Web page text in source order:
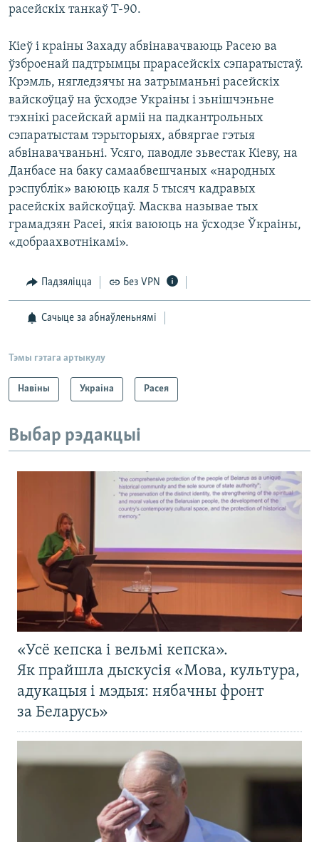
расейскіх танкаў Т-90.
Кіеў і краіны Захаду абвінавачваюць Расею ва
ўзброенай падтрымцы прарасейскіх сэпаратыстаў.
Крэмль, нягледзячы на затрыманьні расейскіх
вайскоўцаў на ўсходзе Украіны і зьнішчэньне
тэхнікі расейскай арміі на падкантрольных
сэпаратыстам тэрыторыях, абвяргае гэтыя
абвінавачваньні. Усяго, паводле зьвестак Кіеву, на
Данбасе на баку самаабвешчаных «народных
рэспублік» ваююць каля 5 тысяч кадравых
расейскіх вайскоўцаў. Масква называе тых
грамадзян Расеі, якія ваююць на ўсходзе Ўкраіны,
«добраахвотнікамі».
Падзяліцца Без VPN
Сачыце за абнаўленьнямі
Тэмы гэтага артыкулу
Навіны Украіна Расея
Выбар рэдакцыі
«Усё кепска і вельмі кепска».
Як прайшла дыскусія «Мова, культура,
адукацыя і мэдыя: нябачны фронт
за Беларусь»